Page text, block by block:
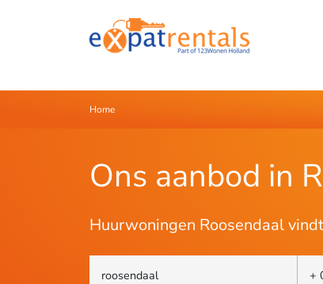
Home
Ons aanbod in
Huurwoningen Roosendaal